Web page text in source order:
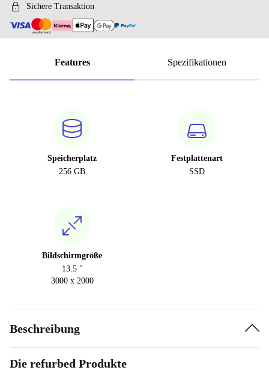
Sichere Transaktion
Features Spezifikationen
Speicherplatz
256 GB
Festplattenart
SSD
Bildschirmgröße
13.5 "
3000 x 2000
Beschreibung
Die refurbed Produkte